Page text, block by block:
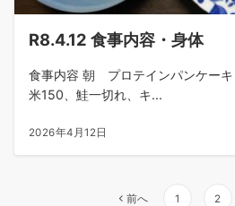
R8.4.12 食事内容・身体
食事内容 朝 プロテインパンケー
米150、鮭一切れ、キ...
2026年4月12日
前へ 1 2